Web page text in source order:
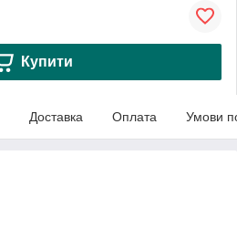
Купити
Доставка Оплата Умови